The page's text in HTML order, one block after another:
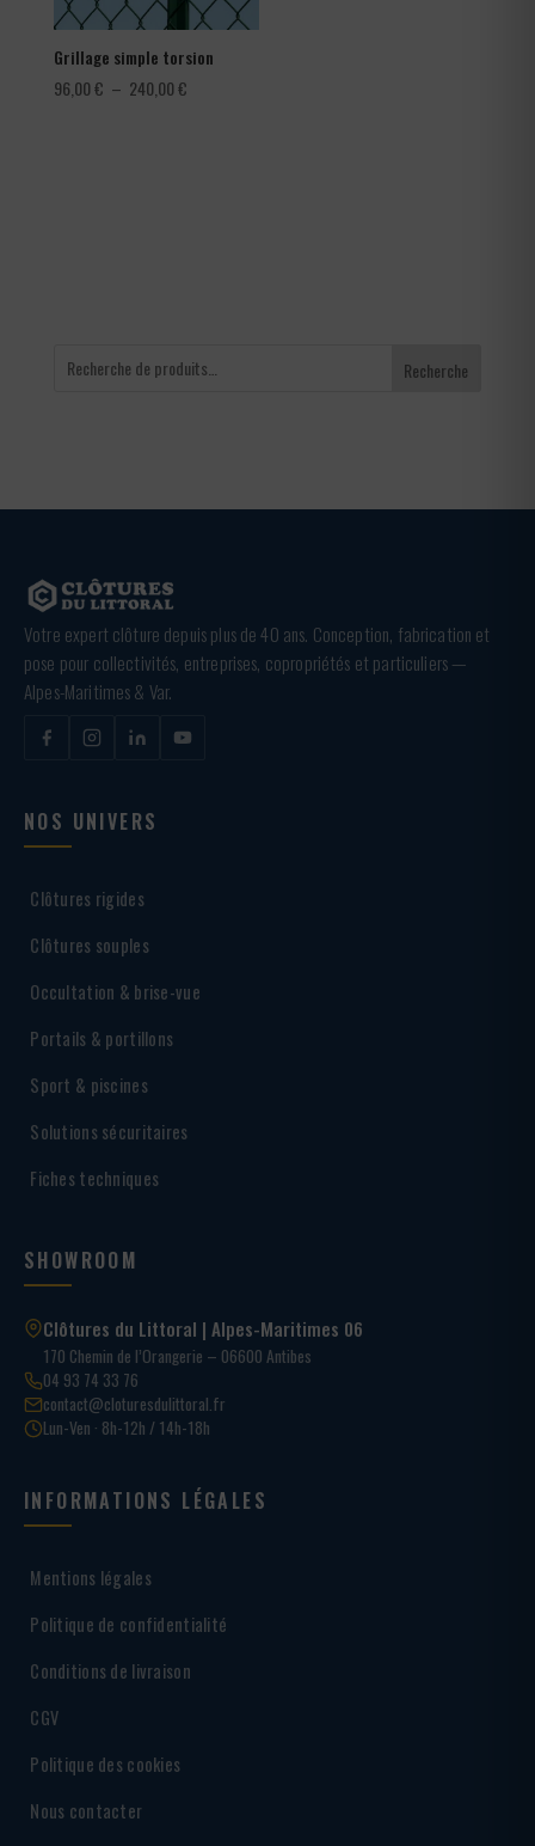
Grillage simple torsion
96,00€ – 240,00€Plage
Recherche
Votre expert clôture depuis plus de 40 ans. Conception, fabrication et
pose pour collectivités, entreprises, copropriétés et particuliers —
Alpes-Maritimes & Var.
NOS UNIVERS
Clôtures rigides
Clôtures souples
Occultation & brise-vue
Portails & portillons
Sport & piscines
Solutions sécuritaires
Fiches techniques
SHOWROOM
Clôtures du Littoral | Alpes-Maritimes 06
170 Chemin de l’Orangerie – 06600 Antibes
04 93 74 33 76
contact@cloturesdulittoral.fr
Lun-Ven · 8h-12h / 14h-18h
INFORMATIONS LÉGALES
Mentions légales
Politique de confidentialité
Conditions de livraison
CGV
Politique des cookies
Nous contacter